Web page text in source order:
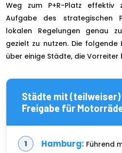
Weg zum P+R-Platz
Aufgabe des strategischen
lokalen Regelungen genau
gezielt zu nutzen. Die
über einige Städte, die Vorreiter
Städte mit
Freigabe für
Hamburg: Führend